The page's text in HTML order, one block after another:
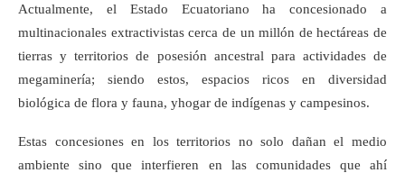
Actualmente, el Estado Ecuatoriano ha concesionado a
multinacionales extractivistas cerca de un millón de hectáreas de
tierras y territorios de posesión ancestral para actividades de
megaminería; siendo estos, espacios ricos en diversidad
biológica de flora y fauna, yhogar de indígenas y campesinos.
Estas concesiones en los territorios no solo dañan el medio
ambiente sino que interfieren en las comunidades que ahí